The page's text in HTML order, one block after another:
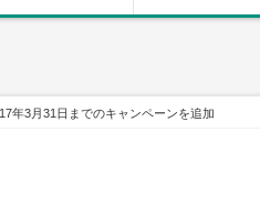
年3月31日までのキャンペーンを追加